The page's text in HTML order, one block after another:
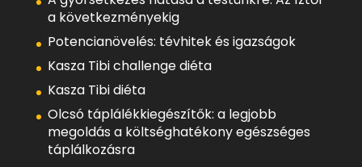
a következményekig
Potencianövelés: tévhitek és igazságok
Kasza Tibi challenge diéta
Kasza Tibi diéta
Olcsó táplálékkiegészítők: a legjobb
megoldás a költséghatékony egészséges
táplálkozásra